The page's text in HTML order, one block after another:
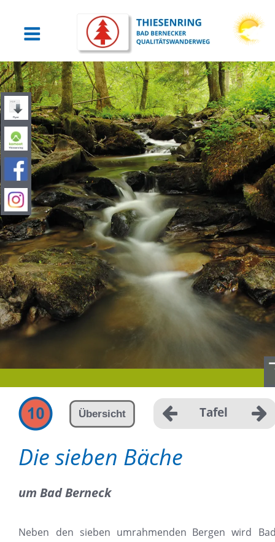
Tafel
Übersicht
Die sieben Bäche
um Bad Berneck
Neben den sieben umrahmenden Bergen wird